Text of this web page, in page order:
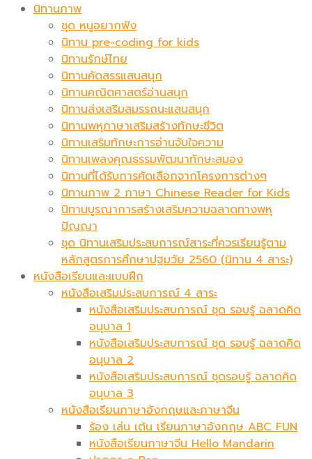
นิทานภาพ
ชุด หนูอยากฟัง
นิทาน pre-coding for kids
นิทานรักษ์ไทย
นิทานคัดสรรแสนสนุก
นิทานคณิตศาสตร์อ่านสนุก
นิทานส่งเสริมสมรรถนะแสนสนุก
นิทานพหุภาษาเสริมสร้างทักษะชีวิต
นิทานเสริมทักษะการอ่านจับใจความ
นิทานเพลงคุณธรรมพัฒนาทักษะสมอง
นิทานที่ได้รับการคัดเลือกจากโครงการต่างๆ
นิทานภาพ 2 ภาษา Chinese Reader for Kids
นิทานบูรณาการสร้างเสริมความฉลาดทางพหุ
ปัญญา
ชุด นิทานเสริมประสบการณ์สาระที่ควรเรียนรู้ตาม
หลักสูตรการศึกษาปฐมวัย 2560 (นิทาน 4 สาระ)
หนังสือเรียนและแบบฝึก
หนังสือเสริมประสบการณ์ 4 สาระ
หนังสือเสริมประสบการณ์ ชุด รอบรู้ ฉลาดคิด
อนุบาล 1
หนังสือเสริมประสบการณ์ ชุด รอบรู้ ฉลาดคิด
อนุบาล 2
หนังสือเสริมประสบการณ์ ชุดรอบรู้ ฉลาดคิด
อนุบาล 3
หนังสือเรียนภาษาอังกฤษและภาษาจีน
ร้อง เล่น เต้น เรียนภาษาอังกฤษ ABC FUN
หนังสือเรียนภาษาจีน Hello Mandarin